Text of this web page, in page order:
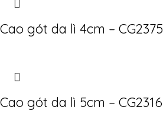
Cao gót da lì 4cm – CG2375
Cao gót da lì 5cm – CG2316